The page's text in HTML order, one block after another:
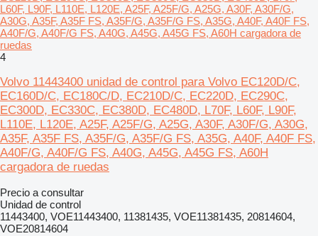
L60F, L90F, L110E, L120E, A25F, A25F/G, A25G, A30F, A30F/G,
A30G, A35F, A35F FS, A35F/G, A35F/G FS, A35G, A40F, A40F FS,
A40F/G, A40F/G FS, A40G, A45G, A45G FS, A60H cargadora de
ruedas
4
Volvo 11443400 unidad de control para Volvo EC120D/C,
EC160D/C, EC180C/D, EC210D/C, EC220D, EC290C,
EC300D, EC330C, EC380D, EC480D, L70F, L60F, L90F,
L110E, L120E, A25F, A25F/G, A25G, A30F, A30F/G, A30G,
A35F, A35F FS, A35F/G, A35F/G FS, A35G, A40F, A40F FS,
A40F/G, A40F/G FS, A40G, A45G, A45G FS, A60H
cargadora de ruedas
Precio a consultar
Unidad de control
11443400, VOE11443400, 11381435, VOE11381435, 20814604,
VOE20814604